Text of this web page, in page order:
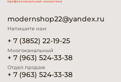
modernshop22@yandex.ru
Напишите нам
+ 7 (3852) 22-19-25
Многоканальный
+ 7 (963) 524-33-38
Отдел продаж
+ 7 (963) 524-33-38